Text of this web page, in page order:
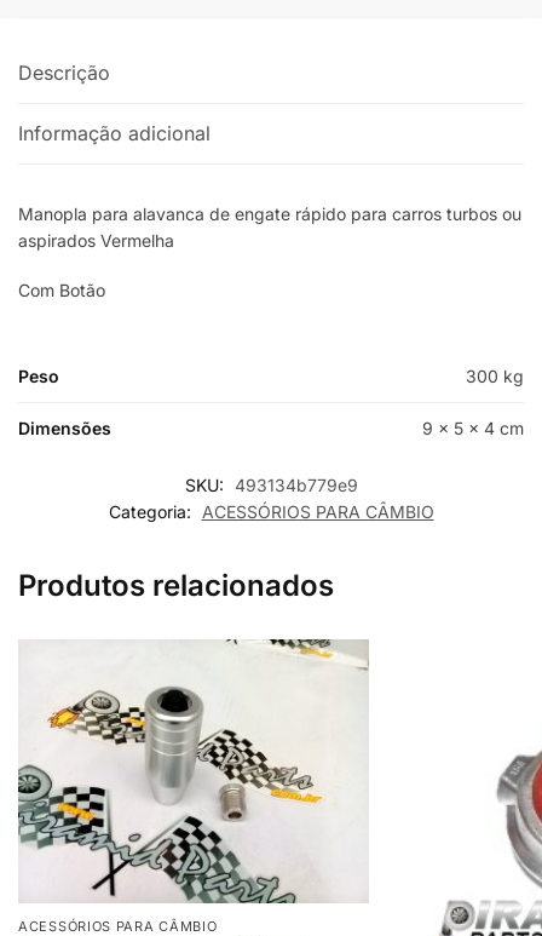
Descrição
Informação adicional
Manopla para alavanca de engate rápido para carros turbos ou
aspirados Vermelha
Com Botão
Peso 300 kg
Dimensões 9 × 5 × 4 cm
SKU: 493134b779e9
Categoria: ACESSÓRIOS PARA CÂMBIO
Produtos relacionados
ACESSÓRIOS PARA CÂMBIO